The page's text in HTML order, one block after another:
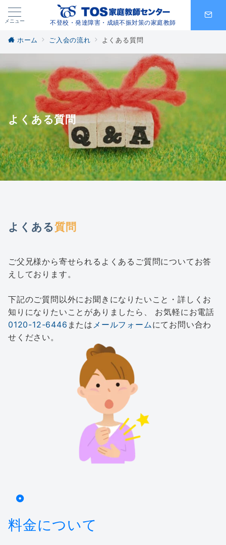
メニュー 不登校・発達障害・成績不振対策の家庭教師
ホーム ご入会の流れ よくある質問
よくある質問
よくある質問
ご父兄様から寄せられるよくあるご質問についてお答
えしております。
下記のご質問以外にお聞きになりたいこと・詳しくお
知りになりたいことがありましたら、 お気軽にお電話
0120-12-6446 または メールフォームにてお問い合わ
せください。
料金について